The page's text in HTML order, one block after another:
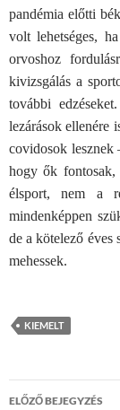
pandémia előtti
volt lehetséges,
orvoshoz
kivizsgálás a
további
lezárások ellenére
covidosok lesznek
hogy ők
élsport, nem a
mindenképpen
de a kötelező éves
mehessek.
KIEMELT
ELŐZŐ BEJEGYZÉS